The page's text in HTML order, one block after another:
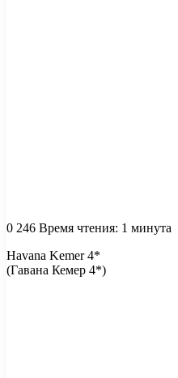
0 246 Время чтения: 1 минута
Havana Kemer 4*
(Гавана Кемер 4*)